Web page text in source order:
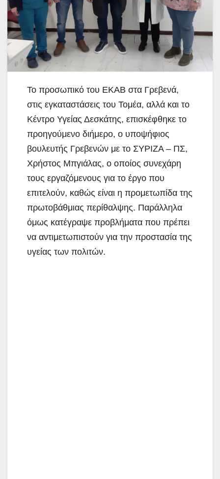
Το προσωπικό του ΕΚΑΒ στα Γρεβενά,
στις εγκαταστάσεις του Τομέα, αλλά και το
Κέντρο Υγείας Δεσκάτης, επισκέφθηκε το
προηγούμενο διήμερο, ο υποψήφιος
βουλευτής Γρεβενών με το ΣΥΡΙΖΑ – ΠΣ,
Χρήστος Μπγιάλας, ο οποίος συνεχάρη
τους εργαζόμενους για το έργο που
επιτελούν, καθώς είναι η προμετωπίδα της
πρωτοβάθμιας περίθαλψης. Παράλληλα
όμως κατέγραψε προβλήματα που πρέπει
να αντιμετωπιστούν για την προστασία της
υγείας των πολιτών.